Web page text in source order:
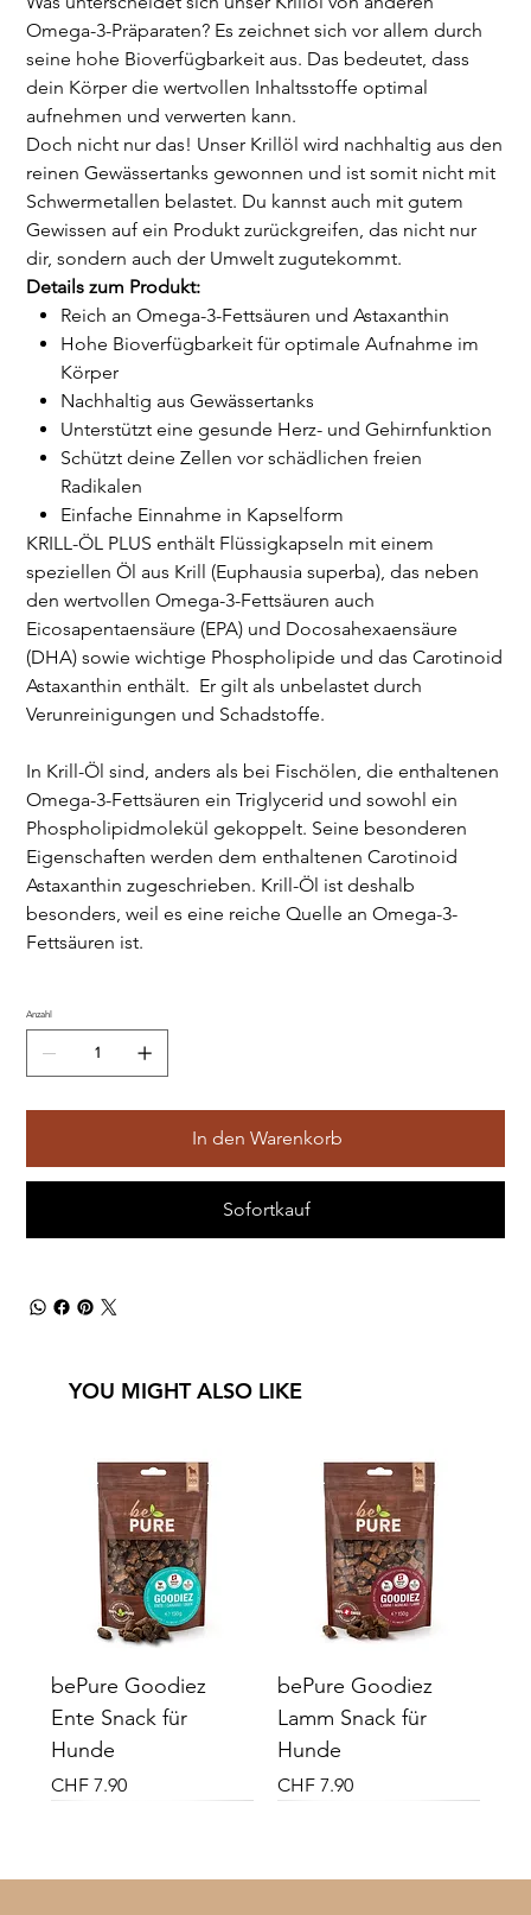
Omega-3-Präparaten? Es zeichnet sich vor allem durch
seine hohe Bioverfügbarkeit aus. Das bedeutet, dass
dein Körper die wertvollen Inhaltsstoffe optimal
aufnehmen und verwerten kann.
Doch nicht nur das! Unser Krillöl wird nachhaltig aus den
reinen Gewässertanks gewonnen und ist somit nicht mit
Schwermetallen belastet. Du kannst auch mit gutem
Gewissen auf ein Produkt zurückgreifen, das nicht nur
dir, sondern auch der Umwelt zugutekommt.
Details zum Produkt:
Reich an Omega-3-Fettsäuren und Astaxanthin
Hohe Bioverfügbarkeit für optimale Aufnahme im
Körper
Nachhaltig aus Gewässertanks
Unterstützt eine gesunde Herz- und Gehirnfunktion
Schützt deine Zellen vor schädlichen freien
Radikalen
Einfache Einnahme in Kapselform
KRILL-ÖL PLUS enthält Flüssigkapseln mit einem
speziellen Öl aus Krill (Euphausia superba), das neben
den wertvollen Omega-3-Fettsäuren auch
Eicosapentaensäure (EPA) und Docosahexaensäure
(DHA) sowie wichtige Phospholipide und das Carotinoid
Astaxanthin enthält. Er gilt als unbelastet durch
Verunreinigungen und Schadstoffe.
In Krill-Öl sind, anders als bei Fischölen, die enthaltenen
Omega-3-Fettsäuren ein Triglycerid und sowohl ein
Phospholipidmolekül gekoppelt. Seine besonderen
Eigenschaften werden dem enthaltenen Carotinoid
Astaxanthin zugeschrieben. Krill-Öl ist deshalb
besonders, weil es eine reiche Quelle an Omega-3-
Fettsäuren ist.
Anzahl
In den Warenkorb
Sofortkauf
YOU MIGHT ALSO LIKE
bePure Goodiez
Ente Snack für
Hunde
Preis
CHF 7.90
bePure Goodiez
Lamm Snack für
Hunde
Preis
CHF 7.90